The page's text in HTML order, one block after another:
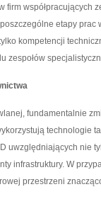
współpracujących
etapy
kompetencji
zespołów
fundamentalnie
technologie
uwzględniających nie
infrastruktury. W
przestrzeni